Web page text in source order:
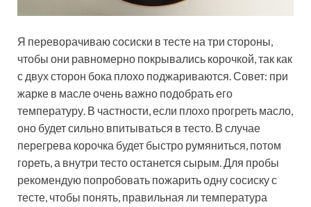
Я переворачиваю сосиски в тесте на три стороны,
чтобы они равномерно покрывались корочкой, так как
с двух сторон бока плохо поджариваются. Совет: при
жарке в масле очень важно подобрать его
температуру. В частности, если плохо прогреть масло,
оно будет сильно впитываться в тесто. В случае
перегрева корочка будет быстро румяниться, потом
гореть, а внутри тесто останется сырым. Для пробы
рекомендую попробовать пожарить одну сосиску с
тесте, чтобы понять, правильная ли температура